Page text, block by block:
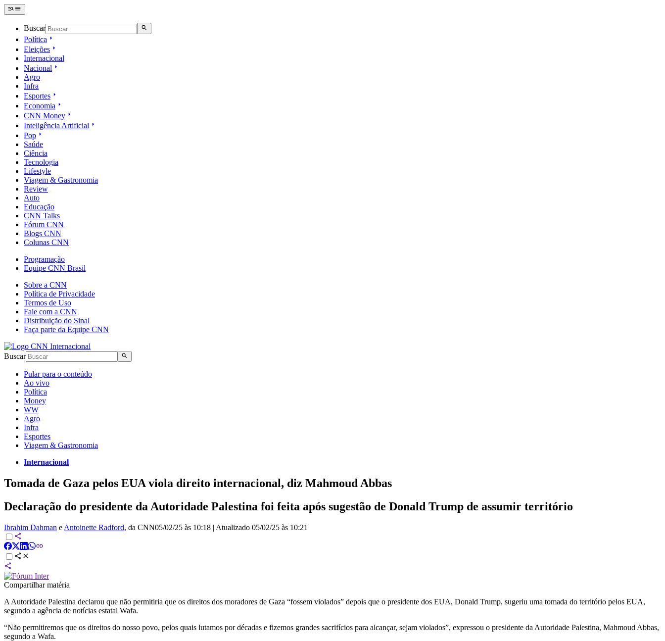
Buscar
Política
Eleições
Internacional
Nacional
Agro
Infra
Esportes
Economia
CNN Money
Inteligência Artificial
Pop
Saúde
Ciência
Tecnologia
Lifestyle
Viagem & Gastronomia
Review
Auto
Educação
CNN Talks
Fórum CNN
Blogs CNN
Colunas CNN
Programação
Equipe CNN Brasil
Sobre a CNN
Política de Privacidade
Termos de Uso
Fale com a CNN
Distribuição do Sinal
Faça parte da Equipe CNN
Buscar
Pular para o conteúdo
Ao vivo
Política
Money
WW
Agro
Infra
Esportes
Viagem & Gastronomia
Internacional
Tomada de Gaza pelos EUA viola direito internacional, diz Mahmoud Abbas
Declaração do presidente da Autoridade Palestina foi feita após sugestão de Donald Trump de assumir território
Ibrahim Dahman e Antoinette Radford, da CNN05/02/25 às 10:18 | Atualizado 05/02/25 às 10:21
Compartilhar matéria
A Autoridade Palestina declarou que não permitiria que os direitos dos moradores de Gaza “fossem violados” depois que o presidente dos EUA, Donald Trump, sugeriu uma tomada do território pelos EUA,
segundo a agência de notícias estatal Wafa.
“Não permitiremos que os direitos do nosso povo, pelos quais lutamos por décadas e fizemos grandes sacrifícios para alcançar, sejam violados”, expressou o presidente da Autoridade Palestina, Mahmoud Abbas,
segundo a Wafa.